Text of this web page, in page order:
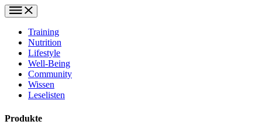
Training
Nutrition
Lifestyle
Well-Being
Community
Wissen
Leselisten
Produkte